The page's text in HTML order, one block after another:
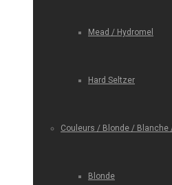
Mead / Hydromel
Hard Seltzer
Couleurs / Blonde / Blanche
Blonde